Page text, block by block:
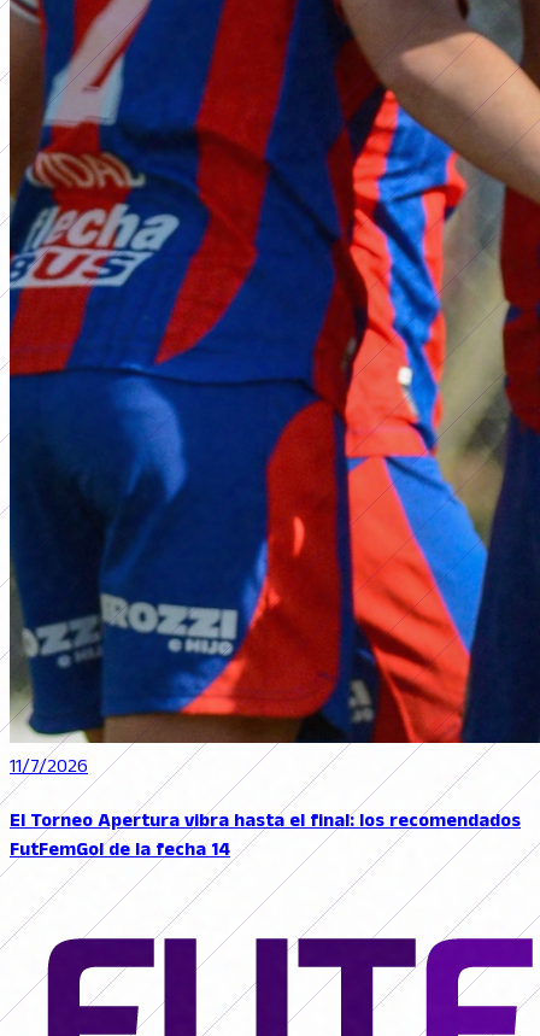
11/7/2026
El Torneo Apertura vibra hasta el final: los recomendados
FutFemGol de la fecha 14